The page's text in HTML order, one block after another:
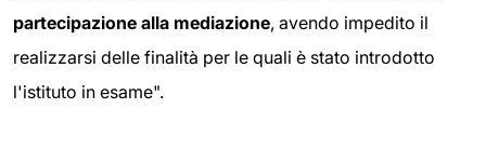
partecipazione alla mediazione, avendo impedito il
realizzarsi delle finalità per le quali è stato introdotto
l'istituto in esame".